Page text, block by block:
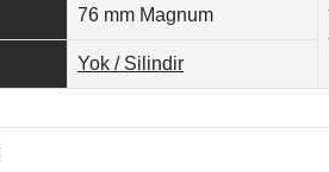
76 mm Magnum
Yok / Silindir